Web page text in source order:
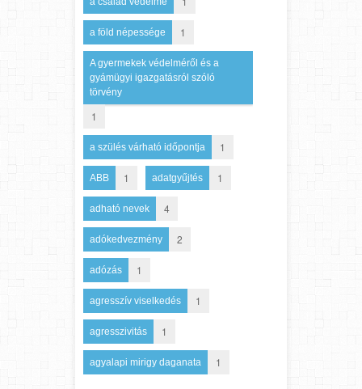
a föld népessége 1
A gyermekek védelméről és a
gyámügyi igazgatásról szóló
törvény
1
a szülés várható időpontja 1
ABB 1 adatgyűjtés 1
adható nevek 4
adókedvezmény 2
adózás 1
agresszív viselkedés 1
agresszivitás 1
agyalapi mirigy daganata 1